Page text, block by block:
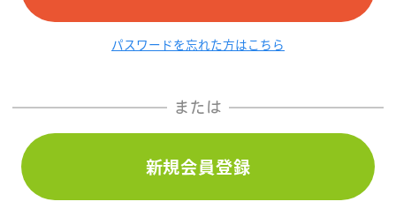
パスワードを忘れた方はこちら
または
新規会員登録